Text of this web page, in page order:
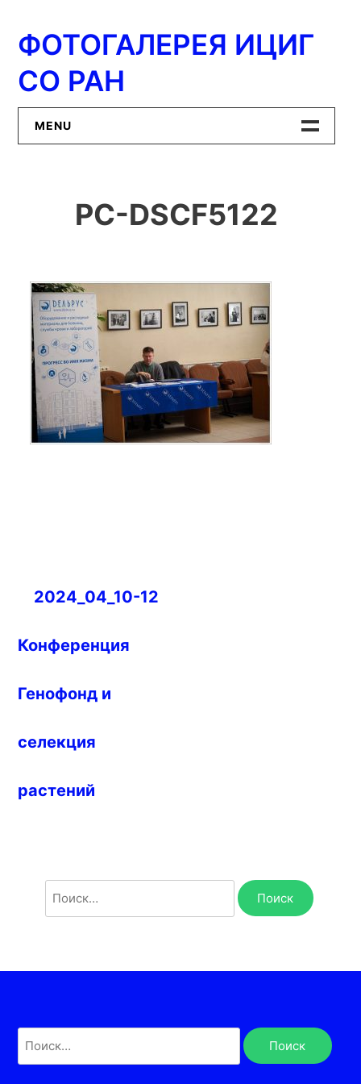
содержимому
ФОТОГАЛЕРЕЯ ИЦИГ
СО РАН
MENU
ИЦиГ СО РАН
PC-DSCF5122
Навигация
записям
2024_04_10-12
Конференция
Генофонд и
селекция
растений
Найти: